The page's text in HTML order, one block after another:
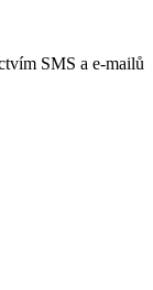
SMS a e-mailů